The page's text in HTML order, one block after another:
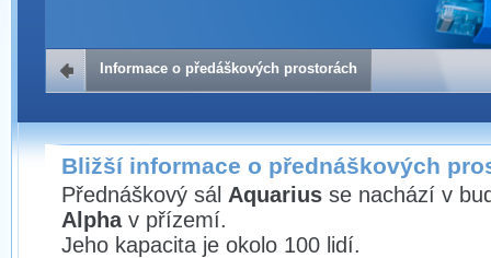
Informace o předáškových prostorách
Bližší informace o přednáškových
Přednáškový sál Aquarius se nachází v
Alphav přízemí.
Jeho kapacita je okolo 100 lidí.